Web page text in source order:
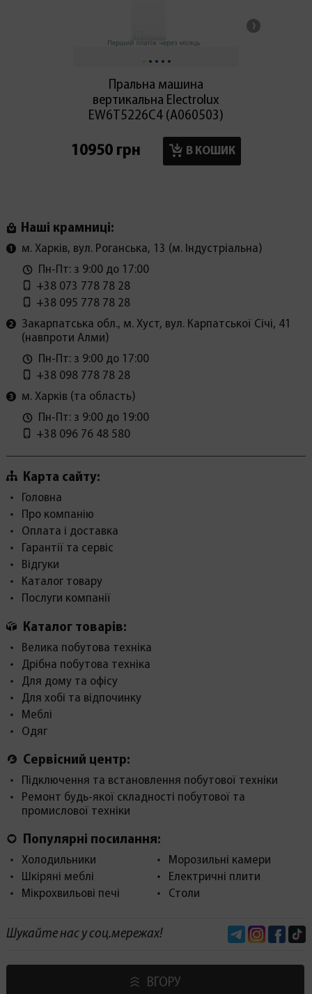
Пральна машина
вертикальна Electroluх
EW6T5226C4 (А060503)
10950 грн В КОШИК
Наші крамниці:
м. Харків, вул. Роганська, 13 (м. Індустріальна)
Пн-Пт: з 9:00 до 17:00
+38 073 778 78 28
+38 095 778 78 28
Закарпатська обл., м. Хуст, вул. Карпатської Січі, 41
(навпроти Алми)
Пн-Пт: з 9:00 до 17:00
+38 098 778 78 28
м. Харків (та область)
Пн-Пт: з 9:00 до 19:00
+38 096 76 48 580
Карта сайту:
Головна
Про компанію
Оплата і доставка
Гарантії та сервіс
Відгуки
Каталог товару
Послуги компанії
Каталог товарів:
Велика побутова техніка
Дрібна побутова техніка
Для дому та офісу
Для хобі та відпочинку
Меблі
Одяг
Сервісний центр:
Підключення та встановлення побутової техніки
Ремонт будь-якої складності побутової та
промислової техніки
Популярні посилання:
Холодильники
Шкіряні меблі
Мікрохвильові печі
Морозильні камери
Електричні плити
Столи
Шукайте нас у соц.мережах! TelegramInstagram
ВГОРУ